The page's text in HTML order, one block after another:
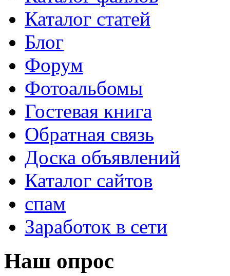
Каталог статей
Блог
Форум
Фотоальбомы
Гостевая книга
Обратная связь
Доска объявлений
Каталог сайтов
спам
Заработок в сети
Наш опрос